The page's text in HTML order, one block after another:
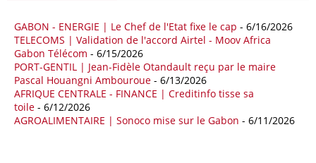
quatre premiers mois de 2025.
09/05/26 ITALIE - LIBYE
Les deux pays veulent accélérer leurs projets gaziers communs, afin
de sécuriser davantage les approvisionnements énergétiques en
Méditerranée, dans un contexte marqué par des tensions
géopolitiques internationales et des perturbations sur le marché
mondial du gaz. Réunis à Rome le jeudi 7 mai, la Première ministre
GABON - ENERGIE | Le Chef de l'Etat fixe le cap - 6/16/2026
TELECOMS | Validation de l'accord Airtel - Moov Africa
Gabon Télécom - 6/15/2026
PORT-GENTIL | Jean-Fidèle Otandault reçu par le maire
Pascal Houangni Ambouroue - 6/13/2026
AFRIQUE CENTRALE - FINANCE | Creditinfo tisse sa
toile - 6/12/2026
AGROALIMENTAIRE | Sonoco mise sur le Gabon - 6/11/2026